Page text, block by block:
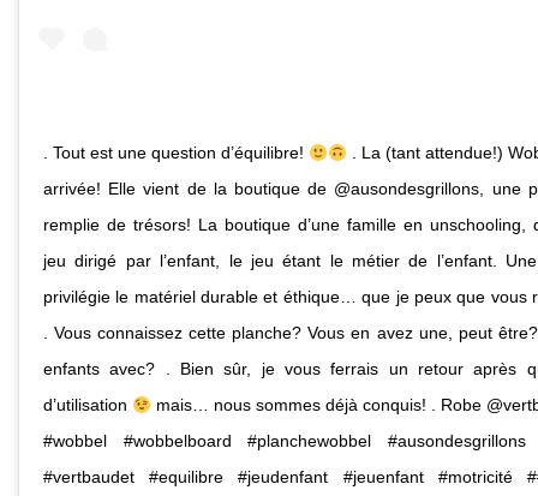
. Tout est une question d’équilibre!
. La (tant attendue!)
arrivée! Elle vient de la boutique de @ausondesgrillons, une
remplie de trésors! La boutique d’une famille en unschooling,
jeu dirigé par l’enfant, le jeu étant le métier de l’enfant.
privilégie le matériel durable et éthique… que je peux que vous
. Vous connaissez cette planche? Vous en avez une, peut
enfants avec? . Bien sûr, je vous ferrais un retour après
d’utilisation
mais… nous sommes déjà conquis! . Robe
#wobbel #wobbelboard #planchewobbel #ausondesgrillons
#vertbaudet #equilibre #jeudenfant #jeuenfant #motricité